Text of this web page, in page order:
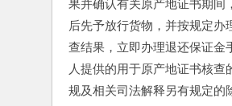
果并确认有关原产地证书期间
后先予放行货物，并按规定
查结果，立即办理退还保证金
人提供的用于原产地证书核
规及相关司法解释另有规定的